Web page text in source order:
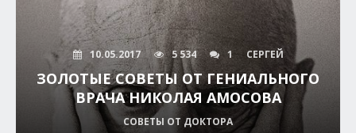
10.05.2017 5 534 1 СЕРГЕЙ
ЗОЛОТЫЕ СОВЕТЫ ОТ ГЕНИАЛЬНОГО
ВРАЧА НИКОЛАЯ АМОСОВА
СОВЕТЫ ОТ ДОКТОРА